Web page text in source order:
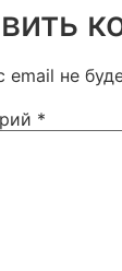
email не
*